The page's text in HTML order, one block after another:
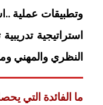
وتطبيقات عملية
استراتيجية
النظري والمهني
ما الفائدة التي